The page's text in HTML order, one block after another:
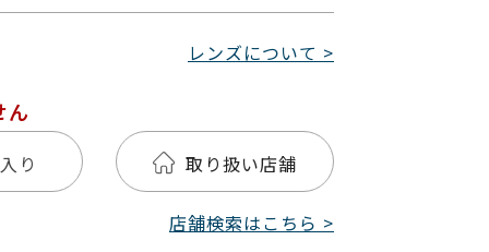
レンズについて >
ん
り 取り扱い店舗
店舗検索はこちら >